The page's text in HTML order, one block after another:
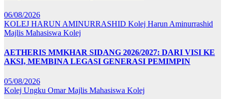
06/08/2026
KOLEJ HARUN AMINURRASHID Kolej Harun Aminurrashid
Majlis Mahasiswa Kolej
AETHERIS MMKHAR SIDANG 2026/2027: DARI VISI KE
AKSI, MEMBINA LEGASI GENERASI PEMIMPIN
05/08/2026
Kolej Ungku OmarMajlis Mahasiswa Kolej